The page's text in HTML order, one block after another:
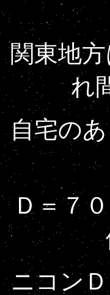
関東地
れ
自宅の
Ｄ＝７
ニコン